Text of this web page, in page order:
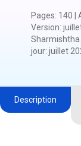
Pages: 140
Version:
Sharmishtha
jour: juillet
Description